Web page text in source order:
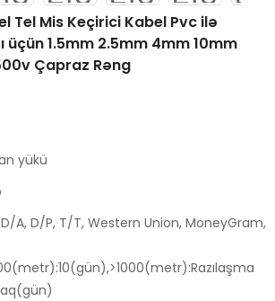
Tel Mis Keçirici Kabel Pvc ilə
üçün 1.5mm 2.5mm 4mm 10mm
Çapraz Rəng
yükü
A, D/P, T/T, Western Union, MoneyGram,